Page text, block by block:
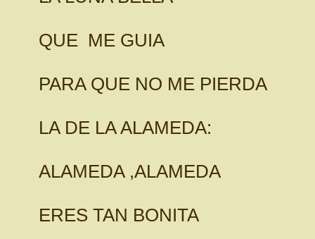
QUE ME GUIA
PARA QUE NO ME PIERDA
LA DE LA ALAMEDA:
ALAMEDA ,ALAMEDA
ERES TAN BONITA